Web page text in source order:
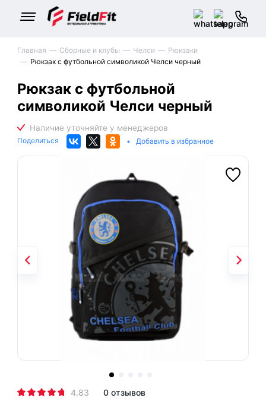
Главная Сборные и клубы Челси
Рюкзаки
Рюкзак с футбольной символикой Челси черный
Рюкзак с футбольной
символикой Челси черный
Поделиться • Добавить в избранное
4.83
0 отзывов